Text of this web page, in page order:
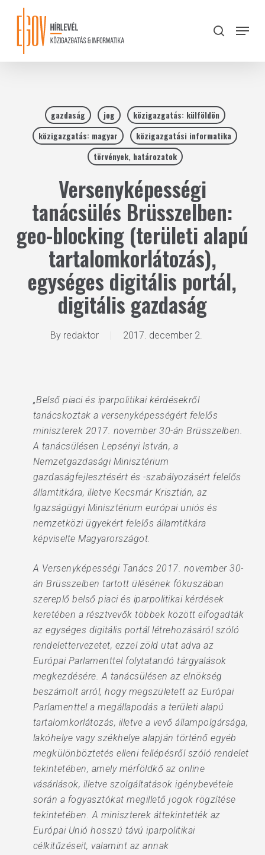
content
search
Menu
gazdaság jog
közigazgatás: külföldön
közigazgatás: magyar
közigazgatási informatika
törvények, határozatok
Versenyképességi
tanácsülés Brüsszelben:
geo-blocking (területi alapú
tartalomkorlátozás),
egységes digitális portál,
digitális gazdaság
By redaktor 2017. december 2.
„Belső piaci és iparpolitikai kérdésekről
tanácskoztak a versenyképességért felelős
miniszterek 2017. november 30-án Brüsszelben.
A tanácsülésen Lepsényi István, a
Nemzetgazdasági Minisztérium
gazdaságfejlesztésért és -szabályozásért felelős
államtitkára, illetve Kecsmár Krisztián, az
Igazságügyi Minisztérium európai uniós és
nemzetközi ügyekért felelős államtitkára
képviselte Magyarországot.
A Versenyképességi Tanács 2017. november 30-
án Brüsszelben tartott ülésének fókuszában
szereplő belső piaci és iparpolitikai kérdések
keretében a résztvevők többek között elfogadták
az egységes digitális portál létrehozásáról szóló
rendelettervezetet, ezzel zöld utat adva az
Európai Parlamenttel folytatandó tárgyalások
megkezdésére. A tanácsülésen az elnökség
beszámolt arról, hogy megszületett az Európai
Parlamenttel a megállapodás a területi alapú
tartalomkorlátozás, illetve a vevő állampolgársága,
lakóhelye vagy székhelye alapján történő egyéb
megkülönböztetés elleni fellépésről szóló rendelet
tekintetében, amely mérföldkő az online
vásárlások, illetve szolgáltatások igénybevétele
során a fogyasztókat megillető jogok rögzítése
tekintetében. A miniszterek áttekintették az
Európai Unió hosszú távú iparpolitikai
célkitűzéseit, valamint az annak
Close